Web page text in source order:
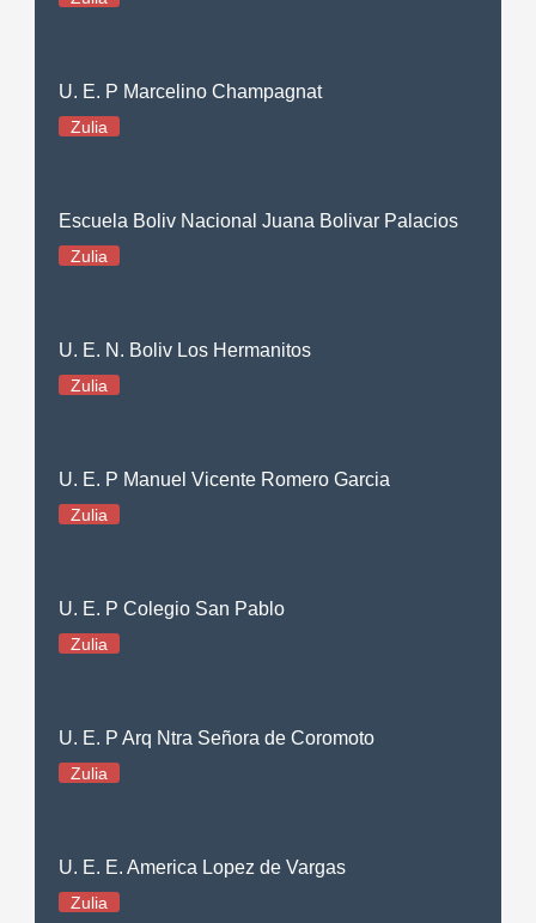
U. E. P Marcelino Champagnat
Zulia
Escuela Boliv Nacional Juana Bolivar Palacios
Zulia
U. E. N. Boliv Los Hermanitos
Zulia
U. E. P Manuel Vicente Romero Garcia
Zulia
U. E. P Colegio San Pablo
Zulia
U. E. P Arq Ntra Señora de Coromoto
Zulia
U. E. E. America Lopez de Vargas
Zulia